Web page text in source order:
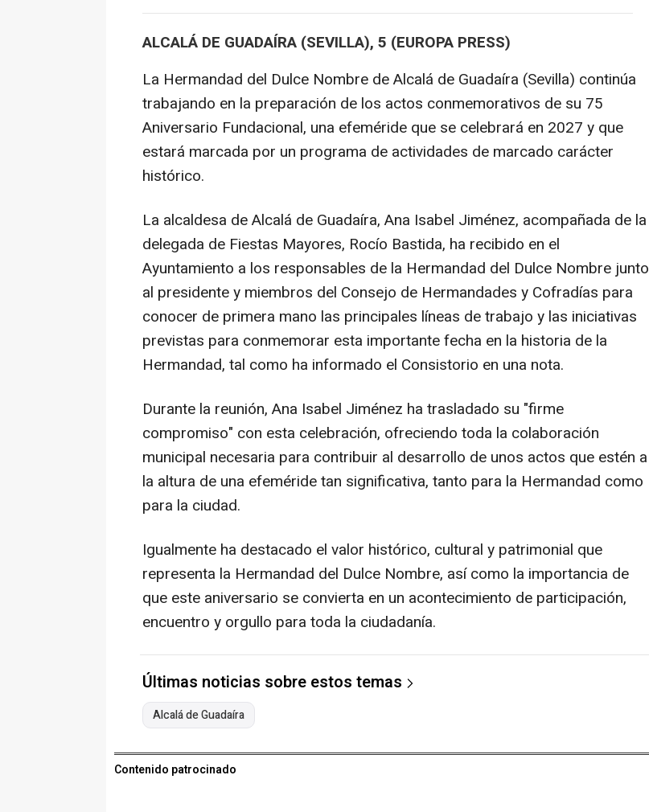
ALCALÁ DE GUADAÍRA (SEVILLA), 5 (EUROPA PRESS)
La Hermandad del Dulce Nombre de Alcalá de Guadaíra (Sevilla) continúa
trabajando en la preparación de los actos conmemorativos de su 75
Aniversario Fundacional, una efeméride que se celebrará en 2027 y que
estará marcada por un programa de actividades de marcado carácter
histórico.
La alcaldesa de Alcalá de Guadaíra, Ana Isabel Jiménez, acompañada de la
delegada de Fiestas Mayores, Rocío Bastida, ha recibido en el
Ayuntamiento a los responsables de la Hermandad del Dulce Nombre junto
al presidente y miembros del Consejo de Hermandades y Cofradías para
conocer de primera mano las principales líneas de trabajo y las iniciativas
previstas para conmemorar esta importante fecha en la historia de la
Hermandad, tal como ha informado el Consistorio en una nota.
Durante la reunión, Ana Isabel Jiménez ha trasladado su "firme
compromiso" con esta celebración, ofreciendo toda la colaboración
municipal necesaria para contribuir al desarrollo de unos actos que estén a
la altura de una efeméride tan significativa, tanto para la Hermandad como
para la ciudad.
Igualmente ha destacado el valor histórico, cultural y patrimonial que
representa la Hermandad del Dulce Nombre, así como la importancia de
que este aniversario se convierta en un acontecimiento de participación,
encuentro y orgullo para toda la ciudadanía.
Últimas noticias sobre estos temas
Alcalá de Guadaíra
Contenido patrocinado